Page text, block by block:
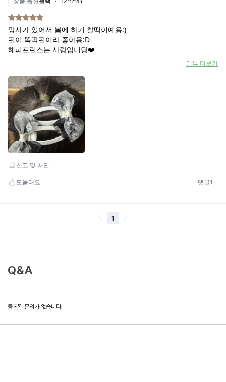
Q&A
등록된 문의가 없습니다.